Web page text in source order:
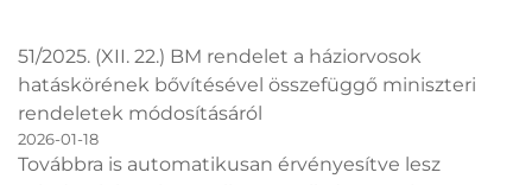
51/2025. (XII. 22.) BM rendelet a háziorvosok
hatáskörének bővítésével összefüggő miniszteri
rendeletek módosításáról
2026-01-18
Továbbra is automatikusan érvényesítve lesz